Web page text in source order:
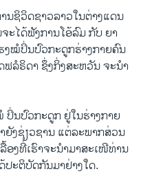
ນຊິວິດຊາວລາວໃນຕ່າງແດນ
ະ​ໄດ້​ຟັງ​ການ​ໂອ້​ລົມ ກັບ ຍາ​
ງໝໍ​ປິ່ນ​ປົວກະ​ດູກ​ຮ່າງ​ກາຍຄົນ
ຟ​ລໍ​ຣິ​ດາ ຊຶ່ງກິ່ງ​ສະ​ຫວັນ ຈະ​ນຳ​
ປິ່ນ​ປົວກະ​ດູກ​ ຢູ່​ໃນ​ຮ່າງ​ກາຍ​
ຍັງ​ຊ່​ຽວ​ຊານ ແຕ່​ລະພ​າກ​ສ່ວນ
ອງ​ທີ່​ເຮົາ​ຈະ​ນຳ​ມາ​ສະ​ເໜີ​ທ່ານ​
ະ​ຕິ​ບັດ​ກັນ​ມ​າ​ຢ່າງ​ໃດ.